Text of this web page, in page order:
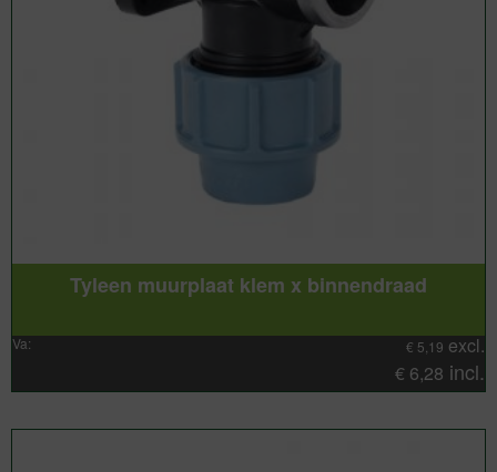
Tyleen muurplaat klem x binnendraad
Va: € 5,19 excl.
€ 6,28 incl.